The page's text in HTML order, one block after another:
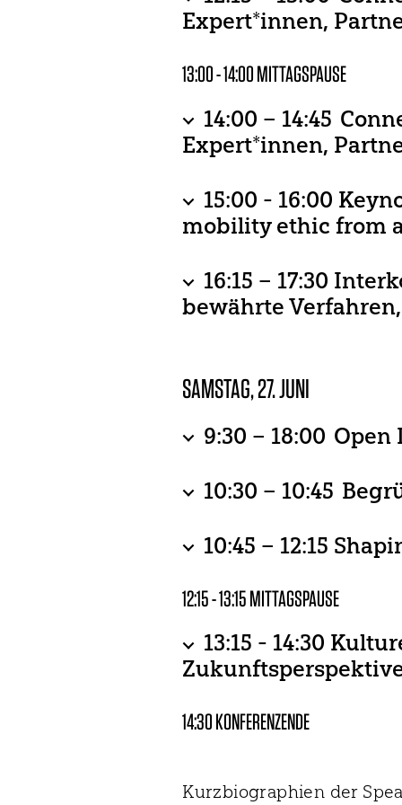
Belgacem) und dem
Deconfining
Schengen Visa Code
Movements of
Rethinking Cultural
Cultural Cooperation
Expert*innen,
1) Nachhaltige
3) Umgang mit
13:00 - 14:00 MITTAGSPAUSE
14:00 – 14:45
Expert*innen,
1) Nachhaltige Modelle
2) Freiheit der
3) Umgang mit
4) Die Vision eines
15:00 - 16:00
mobility ethic from
16:15 – 17:30
bewährte
SAMSTAG, 27. JUNI
9:30 – 18:00
10:30 – 10:45
10:45 – 12:15
Workshop mit: Lillian
Sodemann, Joseph
12:15 - 13:15 MITTAGSPAUSE
13:15 - 14:30
Podiumsdiskussion mit
Antonia Blau;
14:30 KONFERENZENDE
Kurzbiographien der